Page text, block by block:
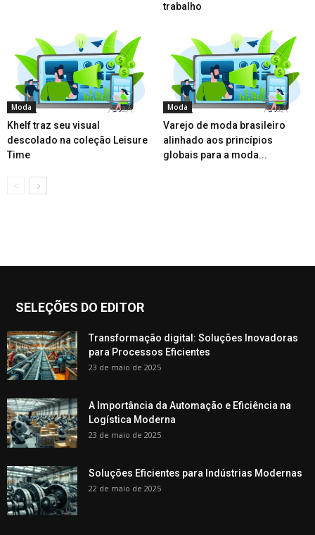
trabalho
Moda
Khelf traz seu visual
descolado na coleção Leisure
Time
Moda
Varejo de moda brasileiro
alinhado aos princípios
globais para a moda...
SELEÇÕES DO EDITOR
Transformação digital: Soluções Inovadoras
para Processos Eficientes
23 de maio de 2025
A Importância da Automação e Eficiência na
Logística Moderna
23 de maio de 2025
Soluções Eficientes para Indústrias Modernas
22 de maio de 2025